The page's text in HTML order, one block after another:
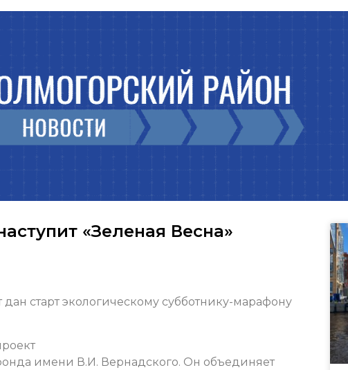
«Зеленая Весна»
старт экологическому субботнику-марафону
имени В.И. Вернадского. Он объединяет